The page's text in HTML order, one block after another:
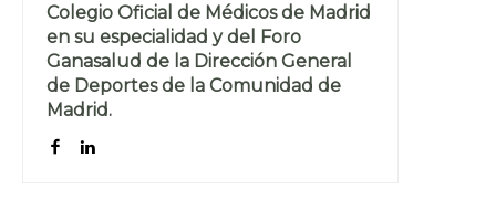
Colegio Oficial de Médicos de Madrid
en su especialidad y del Foro
Ganasalud de la Dirección General
de Deportes de la Comunidad de
Madrid.